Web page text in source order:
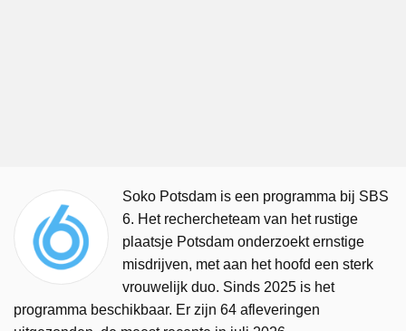
Soko Potsdam is een programma bij SBS
6. Het rechercheteam van het rustige
plaatsje Potsdam onderzoekt ernstige
misdrijven, met aan het hoofd een sterk
vrouwelijk duo. Sinds 2025 is het
programma beschikbaar. Er zijn 64 afleveringen